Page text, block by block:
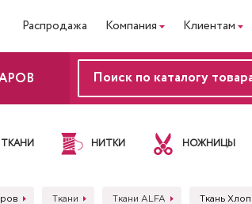
Распродажа Компания Клиентам
ТКАНИ НИТКИ НОЖНИЦЫ
Ткани Ткани ALFA Ткань